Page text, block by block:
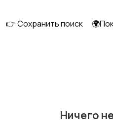
👉 Сохранить поиск
Ничего